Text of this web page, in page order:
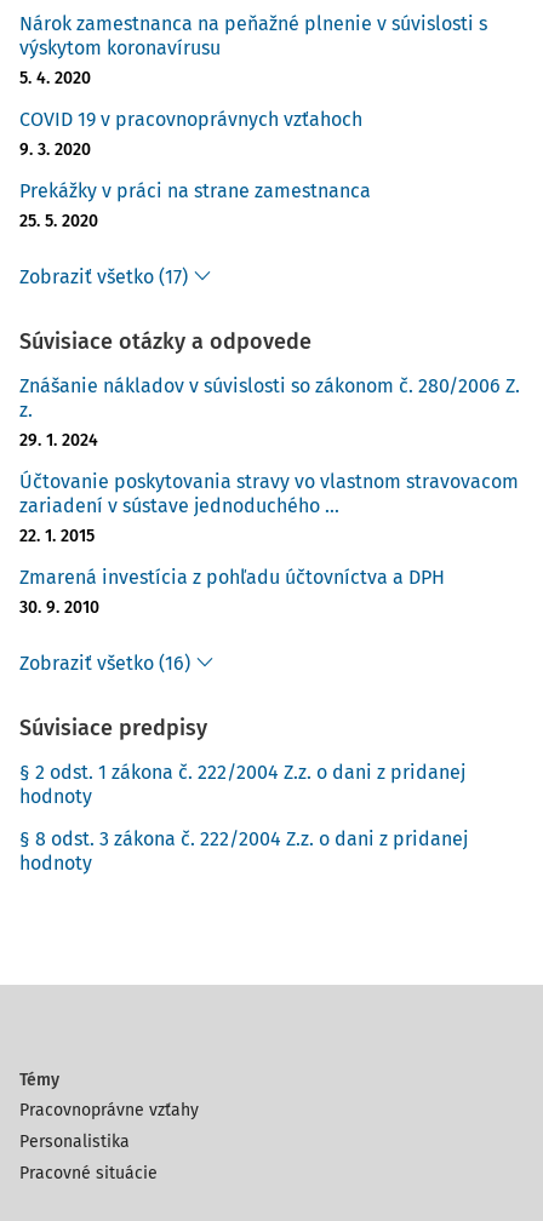
Nárok zamestnanca na peňažné plnenie v súvislosti s
výskytom koronavírusu
5. 4. 2020
COVID 19 v pracovnoprávnych vzťahoch
9. 3. 2020
Prekážky v práci na strane zamestnanca
25. 5. 2020
Zobraziť všetko (17)
Súvisiace otázky a odpovede
Znášanie nákladov v súvislosti so zákonom č. 280/2006 Z.
z.
29. 1. 2024
Účtovanie poskytovania stravy vo vlastnom stravovacom
zariadení v sústave jednoduchého ...
22. 1. 2015
Zmarená investícia z pohľadu účtovníctva a DPH
30. 9. 2010
Zobraziť všetko (16)
Súvisiace predpisy
§ 2 odst. 1 zákona č. 222/2004 Z.z. o dani z pridanej
hodnoty
§ 8 odst. 3 zákona č. 222/2004 Z.z. o dani z pridanej
hodnoty
Témy
Pracovnoprávne vzťahy
Personalistika
Pracovné situácie